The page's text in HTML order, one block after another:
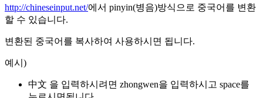
http://chineseinput.net/에서 pinyin(병음)방식으로 중국어를 변환
할 수 있습니다.
변환된 중국어를 복사하여 사용하시면 됩니다.
예시)
中文 을 입력하시려면 zhongwen을 입력하시고 space를